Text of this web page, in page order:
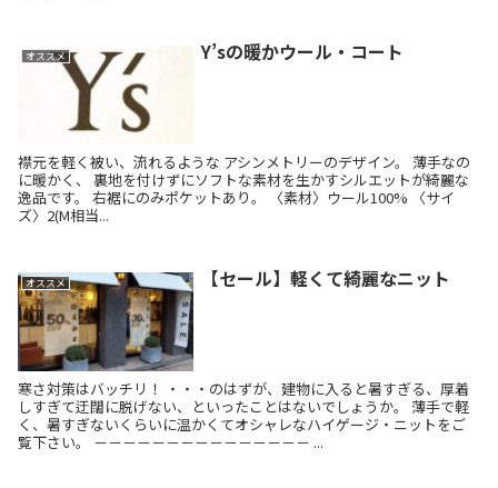
オススメ Y’sの暖かウール・コート
襟元を軽く被い、流れるような アシンメトリーのデザイン。 薄手なの
に暖かく、 裏地を付けずにソフトな素材を生かすシルエットが綺麗な
逸品です。 右裾にのみポケットあり。 〈素材〉ウール100% 〈サイ
ズ〉2(M相当...
オススメ 【セール】軽くて綺麗なニット
寒さ対策はバッチリ！ ・・・のはずが、建物に入ると暑すぎる、厚着
しすぎて迂闊に脱げない、といったことはないでしょうか。 薄手で軽
く、暑すぎないくらいに温かくてオシャレなハイゲージ・ニットをご
覧下さい。 －－－－－－－－－－－－－－－ ...